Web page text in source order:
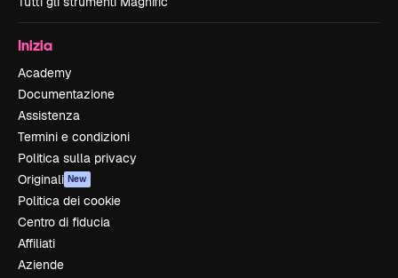
Inizia
Academy
Documentazione
Assistenza
Termini e condizioni
Politica sulla privacy
Originali New
Politica dei cookie
Centro di fiducia
Affiliati
Aziende